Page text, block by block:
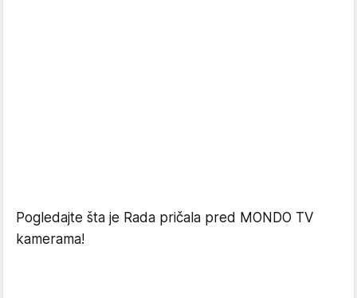
Pogledajte šta je Rada pričala pred MONDO TV
kamerama!